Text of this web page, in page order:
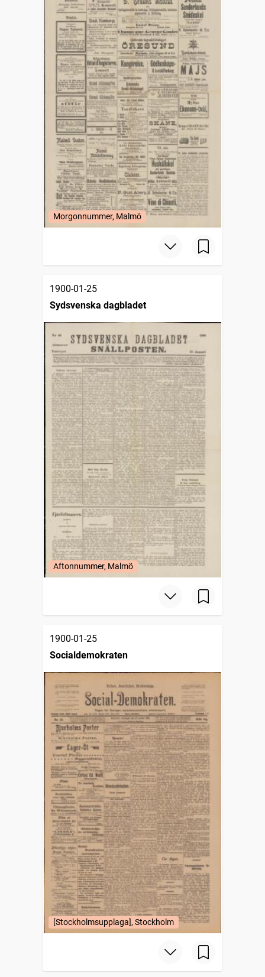
Morgonnummer, Malmö
1900-01-25
Sydsvenska dagbladet
Aftonnummer, Malmö
1900-01-25
Socialdemokraten
[Stockholmsupplaga], Stockholm